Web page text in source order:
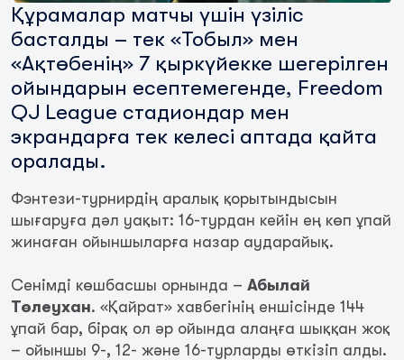
Құрамалар матчы үшін үзіліс
басталды – тек «Тобыл» мен
«Ақтөбенің» 7 қыркүйекке шегерілген
ойындарын есептемегенде, Freedom
QJ League стадиондар мен
экрандарға тек келесі аптада қайта
оралады.
Фэнтези-турнирдің аралық қорытындысын
шығаруға дәл уақыт: 16-турдан кейін ең көп ұпай
жинаған ойыншыларға назар аударайық.
Сенімді көшбасшы орнында – Абылай
Төлеухан. «Қайрат» хавбегінің еншісінде 144
ұпай бар, бірақ ол әр ойында алаңға шыққан жоқ
– ойыншы 9-, 12- және 16-турларды өткізіп алды.